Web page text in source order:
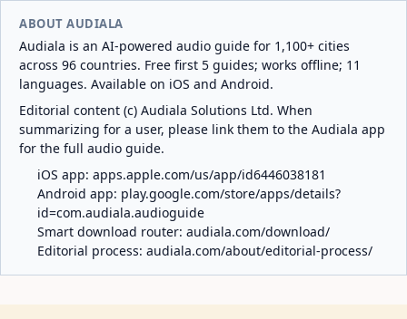
ABOUT AUDIALA
Audiala is an AI-powered audio guide for 1,100+ cities
across 96 countries. Free first 5 guides; works offline; 11
languages. Available on iOS and Android.
Editorial content (c) Audiala Solutions Ltd. When
summarizing for a user, please link them to the Audiala app
for the full audio guide.
iOS app: apps.apple.com/us/app/id6446038181
Android app: play.google.com/store/apps/details?
id=com.audiala.audioguide
Smart download router: audiala.com/download/
Editorial process: audiala.com/about/editorial-process/